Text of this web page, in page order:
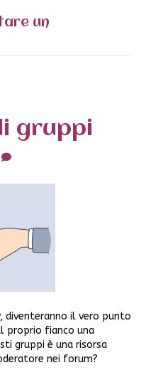
un
gruppi
diventeranno il vero punto
proprio fianco una
gruppi è una risorsa
nei forum?